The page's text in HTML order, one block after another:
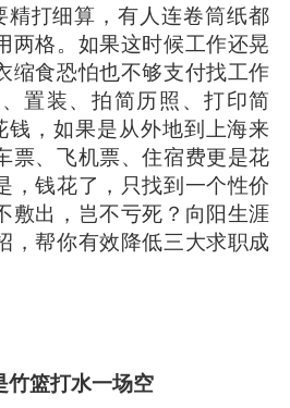
精打细算，有人连卷筒纸都
两格。如果这时候工作还晃
缩食恐怕也不够支付找工作
置装、拍简历照、打印简
，如果是从外地到上海来
票、飞机票、住宿费更是花
，钱花了，只找到一个性价
敷出，岂不亏死？向阳生涯
，帮你有效降低三大求职成
竹篮打水一场空